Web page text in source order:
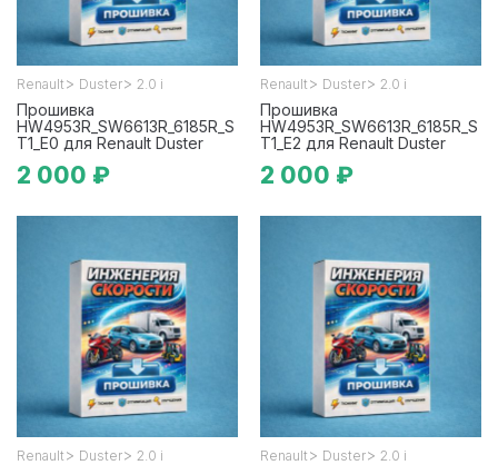
Renault > Duster> 2.0 i
Прошивка
HW4953R_SW6613R_6185R_S
T1_E0 для Renault Duster
2 000 ₽
Renault > Duster> 2.0 i
Прошивка
HW4953R_SW6613R_6185R_S
T1_E2 для Renault Duster
2 000 ₽
Renault > Duster> 2.0 i Renault > Duster> 2.0 i